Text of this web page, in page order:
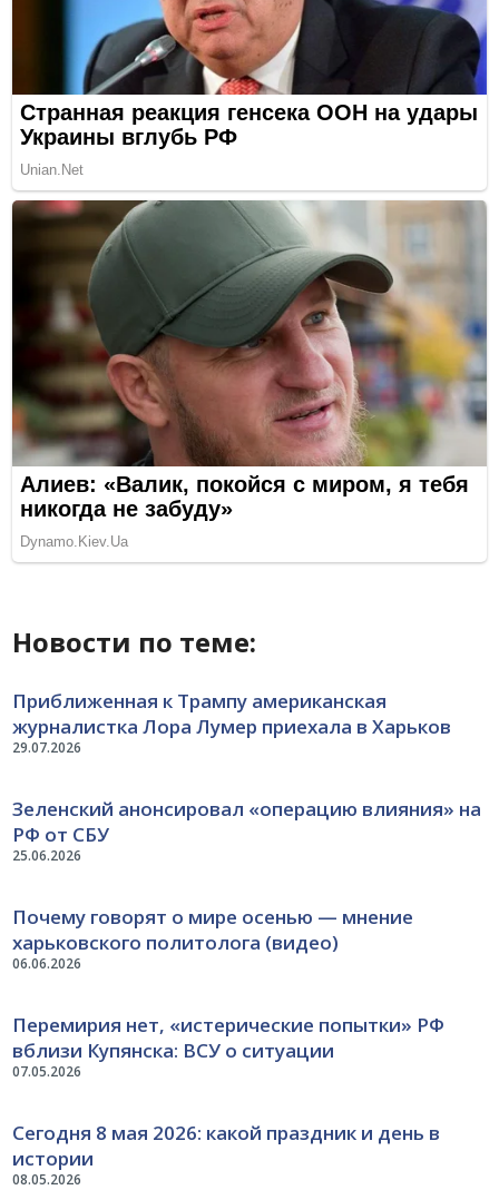
Новости по теме:
29.07.2026
Приближенная к Трампу американская
журналистка Лора Лумер приехала в Харьков
25.06.2026
Зеленский анонсировал «операцию влияния» на
РФ от СБУ
06.06.2026
Почему говорят о мире осенью — мнение
харьковского политолога (видео)
07.05.2026
Перемирия нет, «истерические попытки» РФ
вблизи Купянска: ВСУ о ситуации
08.05.2026
Сегодня 8 мая 2026: какой праздник и день в
истории